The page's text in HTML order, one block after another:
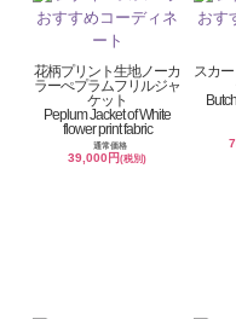
花柄プリント生地ノーカ
ラーぺプラムフリルジャ
ケット
Peplum Jacket of White
flower print fabric
通常価格
39,000円(税別)
スカ